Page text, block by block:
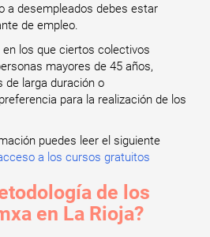
a desempleados debes estar
de empleo.
los que ciertos colectivos
mayores de 45 años,
de larga duración o
para la realización de los
puedes leer el siguiente
a los cursos gratuitos
de los
en La Rioja?